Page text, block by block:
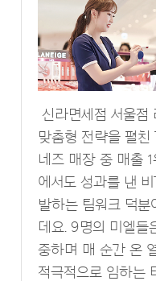
신라면세점 서울점
맞춤형 전략을 펼
네즈 매장 중 매출
에서도 성과를 낸
발하는 팀워크 덕
데요. 9명의 미엘들
중하며 매 순간 온
적극적으로 임하는